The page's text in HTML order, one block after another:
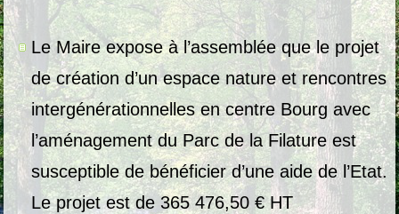
Le Maire expose à l’assemblée que le projet
de création d’un espace nature et rencontres
intergénérationnelles en centre Bourg avec
l’aménagement du Parc de la Filature est
susceptible de bénéficier d’une aide de l’Etat.
Le projet est de 365 476,50 €HT